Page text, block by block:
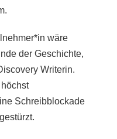
wäre
der Geschichte,
Writerin.
Schreibblockade